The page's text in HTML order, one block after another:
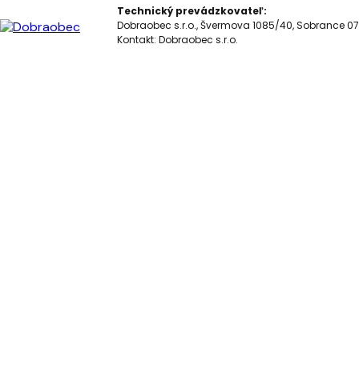
Technický prevádzkovateľ:
Dobraobec s.r.o., Švermova 1085/40, Sobrance
Kontakt: Dobraobec s.r.o.